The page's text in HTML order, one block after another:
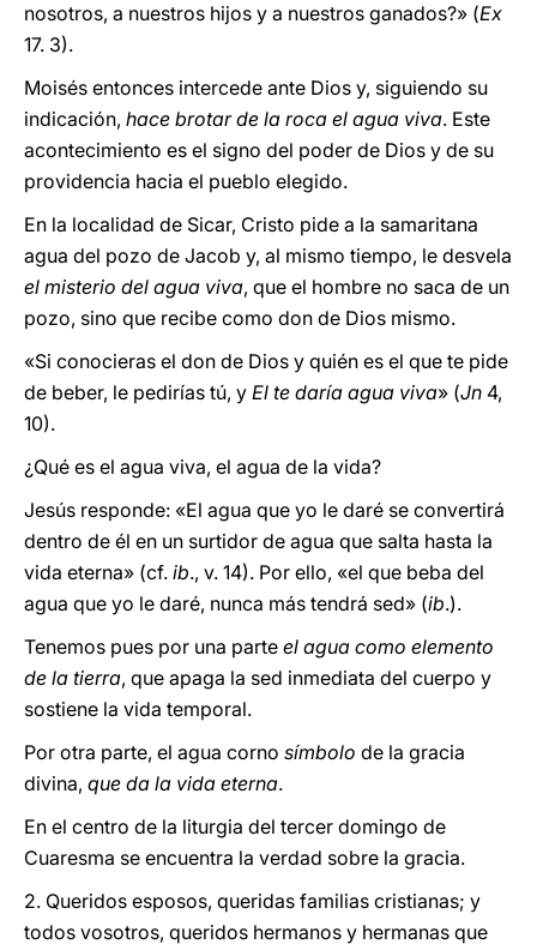
nosotros, a nuestros hijos y a nuestros ganados?» (Ex
17. 3).
Moisés entonces intercede ante Dios y, siguiendo su
indicación, hace brotar de la roca el agua viva. Este
acontecimiento es el signo del poder de Dios y de su
providencia hacia el pueblo elegido.
En la localidad de Sicar, Cristo pide a la samaritana
agua del pozo de Jacob y, al mismo tiempo, le desvela
el misterio del agua viva, que el hombre no saca de un
pozo, sino que recibe como don de Dios mismo.
«Si conocieras el don de Dios y quién es el que te pide
de beber, le pedirías tú, y El te daría agua viva» (Jn 4,
10).
¿Qué es el agua viva, el agua de la vida?
Jesús responde: «El agua que yo le daré se convertirá
dentro de él en un surtidor de agua que salta hasta la
vida eterna» (cf. ib., v. 14). Por ello, «el que beba del
agua que yo le daré, nunca más tendrá sed» (ib.).
Tenemos pues por una parte el agua como elemento
de la tierra, que apaga la sed inmediata del cuerpo y
sostiene la vida temporal.
Por otra parte, el agua corno símbolo de la gracia
divina, que da la vida eterna.
En el centro de la liturgia del tercer domingo de
Cuaresma se encuentra la verdad sobre la gracia.
2. Queridos esposos, queridas familias cristianas; y
todos vosotros, queridos hermanos y hermanas que